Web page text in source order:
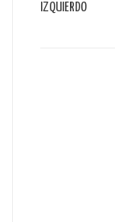
IZQUIERDO